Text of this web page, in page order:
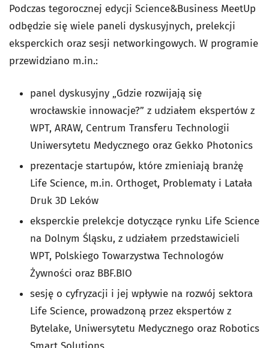
Podczas tegorocznej edycji Science&Business MeetUp
odbędzie się wiele paneli dyskusyjnych, prelekcji
eksperckich oraz sesji networkingowych. W programie
przewidziano m.in.:
panel dyskusyjny „Gdzie rozwijają się
wrocławskie innowacje?” z udziałem ekspertów z
WPT, ARAW, Centrum Transferu Technologii
Uniwersytetu Medycznego oraz Gekko Photonics
prezentacje startupów, które zmieniają branżę
Life Science, m.in. Orthoget, Problematy i Latała
Druk 3D Leków
eksperckie prelekcje dotyczące rynku Life Science
na Dolnym Śląsku, z udziałem przedstawicieli
WPT, Polskiego Towarzystwa Technologów
Żywności oraz BBF.BIO
sesję o cyfryzacji i jej wpływie na rozwój sektora
Life Science, prowadzoną przez ekspertów z
Bytelake, Uniwersytetu Medycznego oraz Robotics